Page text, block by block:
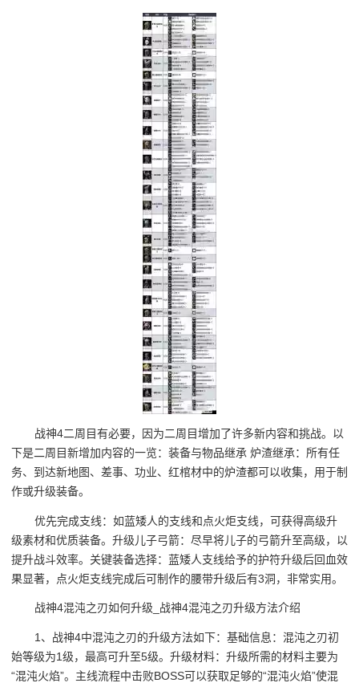
战神4二周目有必要，因为二周目增加了许多新内容和挑战。以
下是二周目新增加内容的一览：装备与物品继承 炉渣继承：所有任
务、到达新地图、差事、功业、红棺材中的炉渣都可以收集，用于制
作或升级装备。
优先完成支线：如蓝矮人的支线和点火炬支线，可获得高级升
级素材和优质装备。升级儿子弓箭：尽早将儿子的弓箭升至高级，以
提升战斗效率。关键装备选择：蓝矮人支线给予的护符升级后回血效
果显著，点火炬支线完成后可制作的腰带升级后有3洞，非常实用。
战神4混沌之刃如何升级_战神4混沌之刃升级方法介绍
1、战神4中混沌之刃的升级方法如下：基础信息：混沌之刃初
始等级为1级，最高可升至5级。升级材料：升级所需的材料主要为
“混沌火焰”。主线流程中击败BOSS可以获取足够的“混沌火焰”使混